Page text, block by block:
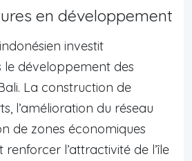
en développement
investit
le développement des
La construction de
l’amélioration du réseau
de zones économiques
l’attractivité de l’île